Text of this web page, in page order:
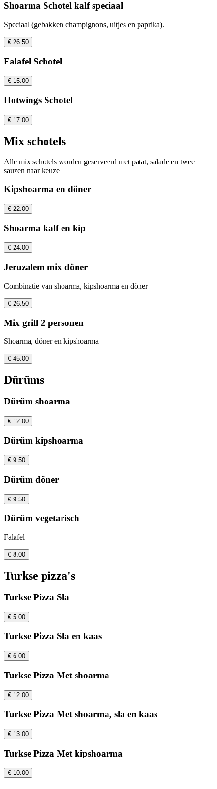
Shoarma Schotel kalf speciaal
Speciaal (gebakken champignons, uitjes en paprika).
€ 26.50
Falafel Schotel
€ 15.00
Hotwings Schotel
€ 17.00
Mix schotels
Alle mix schotels worden geserveerd met patat, salade en twee
sauzen naar keuze
Kipshoarma en döner
€ 22.00
Shoarma kalf en kip
€ 24.00
Jeruzalem mix döner
Combinatie van shoarma, kipshoarma en döner
€ 26.50
Mix grill 2 personen
Shoarma, döner en kipshoarma
€ 45.00
Dürüms
Dürüm shoarma
€ 12.00
Dürüm kipshoarma
€ 9.50
Dürüm döner
€ 9.50
Dürüm vegetarisch
Falafel
€ 8.00
Turkse pizza's
Turkse Pizza Sla
€ 5.00
Turkse Pizza Sla en kaas
€ 6.00
Turkse Pizza Met shoarma
€ 12.00
Turkse Pizza Met shoarma, sla en kaas
€ 13.00
Turkse Pizza Met kipshoarma
€ 10.00